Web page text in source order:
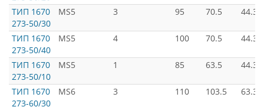
ТИП 1670
273-50/30
MS5 3 95 70.5
ТИП 1670
273-50/40
MS5 4 100 70.5
ТИП 1670
273-50/10
MS5 1 85 63.5
ТИП 1670
273-60/30
MS6 3 110 103.5